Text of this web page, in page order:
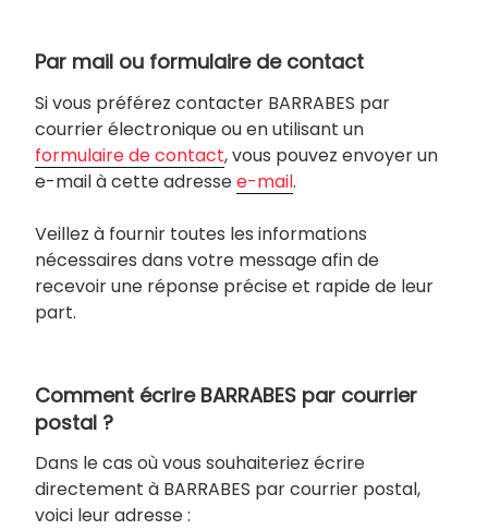
Par mail ou formulaire de contact
Si vous préférez contacter BARRABES par
courrier électronique ou en utilisant un
formulaire de contact, vous pouvez envoyer un
e-mail à cette adressee-mail.
Veillez à fournir toutes les informations
nécessaires dans votre message afin de
recevoir une réponse précise et rapide de leur
part.
Comment écrire BARRABES par courrier
postal ?
Dans le cas où vous souhaiteriez écrire
directement à BARRABES par courrier postal,
voici leur adresse :